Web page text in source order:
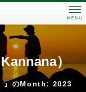
MENU
）
』のMonth: 2023